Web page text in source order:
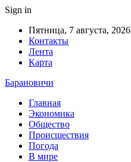
Sign in
Пятница, 7 августа, 2026
Контакты
Лента
Карта
Барановичи
Главная
Экономика
Общество
Происшествия
Погода
В мире